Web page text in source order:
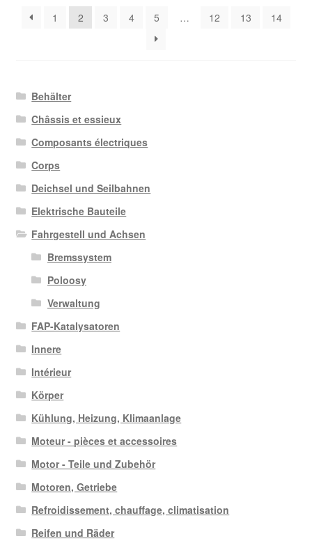
1
2 3 4 5 … 12 13 14
Behälter
Châssis et essieux
Composants électriques
Corps
Deichsel und Seilbahnen
Elektrische Bauteile
Fahrgestell und Achsen
Bremssystem
Poloosy
Verwaltung
FAP-Katalysatoren
Innere
Intérieur
Körper
Kühlung, Heizung, Klimaanlage
Moteur - pièces et accessoires
Motor - Teile und Zubehör
Motoren, Getriebe
Refroidissement, chauffage, climatisation
Reifen und Räder